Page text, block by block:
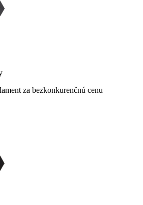
za bezkonkurenčnú cenu